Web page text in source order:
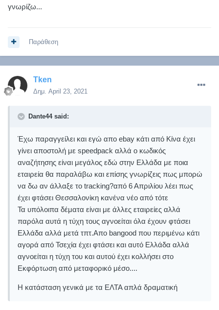
γνωρίζω...
Παράθεση
Tken
Δημ. April 23, 2021
Dante44 said:
Έχω παραγγείλει και εγώ απο ebay κάτι από Κίνα έχει
γίνει αποστολή με speedpack αλλά ο κωδικός
αναζήτησης είναι μεγάλος εδώ στην Ελλάδα με ποια
εταιρεία θα παραλάβω και επίσης γνωρίζεις πως μπορώ
να δω αν άλλαξε το tracking?από 6 Απριλίου λέει πως
έχει φτάσει Θεσσαλονίκη κανένα νέο από τότε
Τα υπόλοιπα δέματα είναι με άλλες εταιρείες αλλά
παρόλα αυτά η τύχη τους αγνοείται όλα έχουν φτάσει
Ελλάδα αλλά μετά τπτ.Απο bangood που περιμένω κάτι
αγορά από Τσεχία έχει φτάσει και αυτό Ελλάδα αλλά
αγνοείται η τύχη του και αυτού έχει κολλήσει στο
Εκφόρτωση από μεταφορικό μέσο....
Η κατάσταση γενικά με τα ΕΛΤΑ απλά δραματική